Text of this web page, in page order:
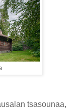
tsasounaa,